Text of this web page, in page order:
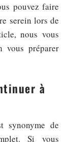
pouvez faire
serein lors de
nous vous
vous préparer
à
synonyme de
Si vous